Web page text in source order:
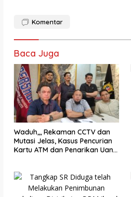
Komentar
Baca Juga
Waduh,,, Rekaman CCTV dan
Mutasi Jelas, Kasus Pencurian
Kartu ATM dan Penarikan Uang